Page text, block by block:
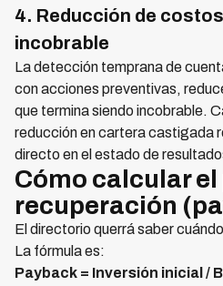
4. Reducción de
incobrable
La detección temprana de
con acciones preventivas,
que termina siendo incobrable.
reducción en cartera castigada
directo en el estado de
Cómo calcular
recuperación
El directorio querrá saber
La fórmula es:
Payback = Inversión inicial /